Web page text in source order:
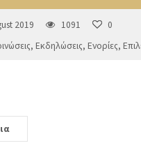
2019 1091
0
,Εκδηλώσεις,Ενορίες,